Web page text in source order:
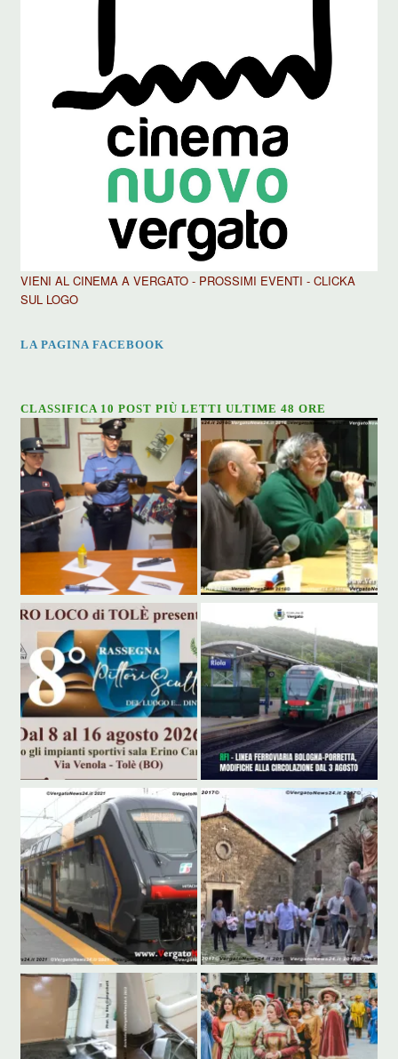
VIENI AL CINEMA A VERGATO - PROSSIMI EVENTI - CLICKA
SUL LOGO
LA PAGINA FACEBOOK
CLASSIFICA 10 POST PIÙ LETTI ULTIME 48 ORE